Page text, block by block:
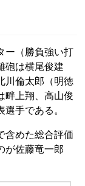
ー（勝負強い打
砲は横尾俊建
川倫太郎（明徳
畔上翔、高山俊
手である。
含めた総合評価
が佐藤竜一郎